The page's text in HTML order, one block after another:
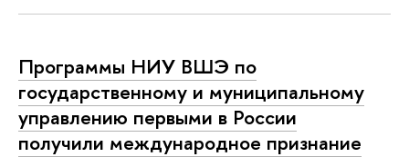
Программы НИУ ВШЭ по
государственному и муниципальному
управлению первыми в России
получили международное признание